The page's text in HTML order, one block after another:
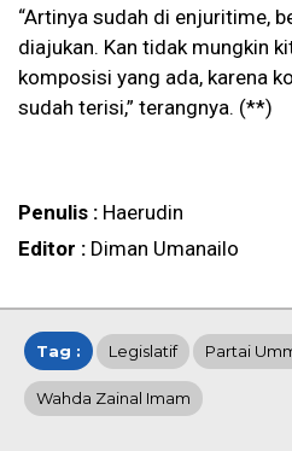
“Artinya sudah di enjuritime,
diajukan. Kan tidak mungkin
komposisi yang ada, karena
sudah terisi,” terangnya. (**)
Penulis : Haerudin
Editor : Diman Umanailo
Tag : Legislatif Partai
Wahda Zainal Imam